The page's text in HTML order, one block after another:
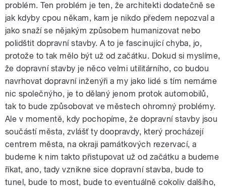
problém. Ten problém je ten, že architekti dodatečně se
jak kdyby cpou někam, kam je nikdo předem nepozval a
jako snaží se nějakým způsobem humanizovat nebo
polidštit dopravní stavby. A to je fascinující chyba, jo,
protože to tak mělo být už od začátku. Dokud si myslíme,
že dopravní stavby je něco velmi utilitárního, co budou
navrhovat dopravní inženýři a my jako lidé s tím nemáme
nic společnýho, je to dělaný jenom protok automobilů,
tak to bude způsobovat ve městech ohromný problémy.
Ale v momentě, kdy pochopíme, že dopravní stavby jsou
součástí města, zvlášť ty doopravdy, který procházejí
centrem města, na okraji památkových rezervací, a
budeme k nim takto přistupovat už od začátku a budeme
říkat, ano, tady vznikne sice dopravní stavba, bude to
tunel, bude to most, bude to eventuálně cokoliv dalšího,